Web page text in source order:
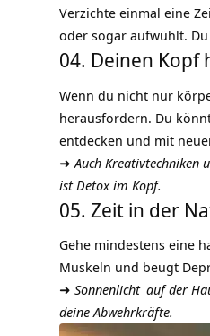
Verzichte einmal eine
oder sogar aufwühlt.
04. Deinen
Wenn du nicht nur
herausfordern. Du
entdecken und mit
➜ Auch Kreativtechniken
ist Detox im Kopf.
05. Zeit in der
Gehe mindestens eine
Muskeln und beugt
➜ Sonnenlicht auf der
deine Abwehrkräfte.